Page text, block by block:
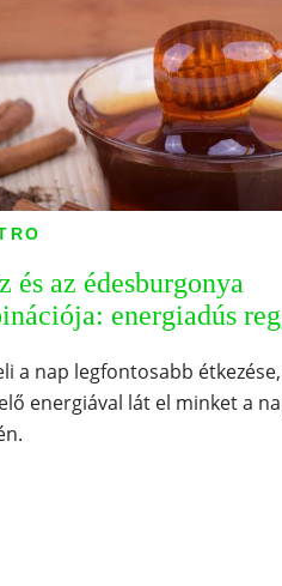
és az édesburgonya
energiadús
a nap legfontosabb
energiával lát el minket a